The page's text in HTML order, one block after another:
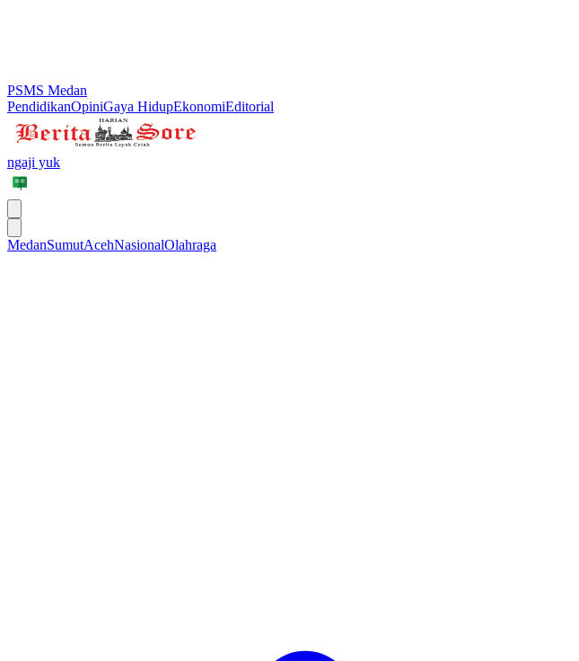
PSMS Medan
PendidikanOpiniGaya HidupEkonomiEditorial
ngaji yuk
MedanSumutAcehNasionalOlahraga